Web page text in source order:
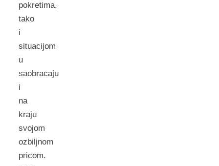
pokretima,
tako
i
situacijom
u
saobracaju
i
na
kraju
svojom
ozbiljnom
pricom.